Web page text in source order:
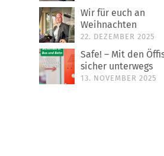
Wir für euch an
Weihnachten
22. DEZEMBER 2025
Safe! – Mit den
sicher unterwegs
13. NOVEMBER 2025